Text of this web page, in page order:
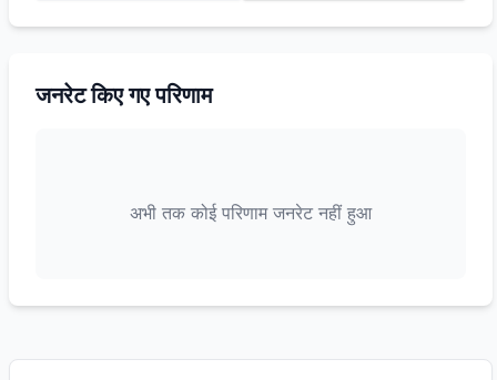
जनरेट किए गए परिणाम
अभी तक कोई परिणाम जनरेट नहीं हुआ